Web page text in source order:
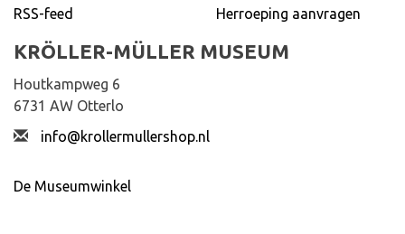
RSS-feed
Herroeping aanvragen
KRÖLLER-MÜLLER MUSEUM
Houtkampweg 6
6731 AW Otterlo
info@krollermullershop.nl
De Museumwinkel